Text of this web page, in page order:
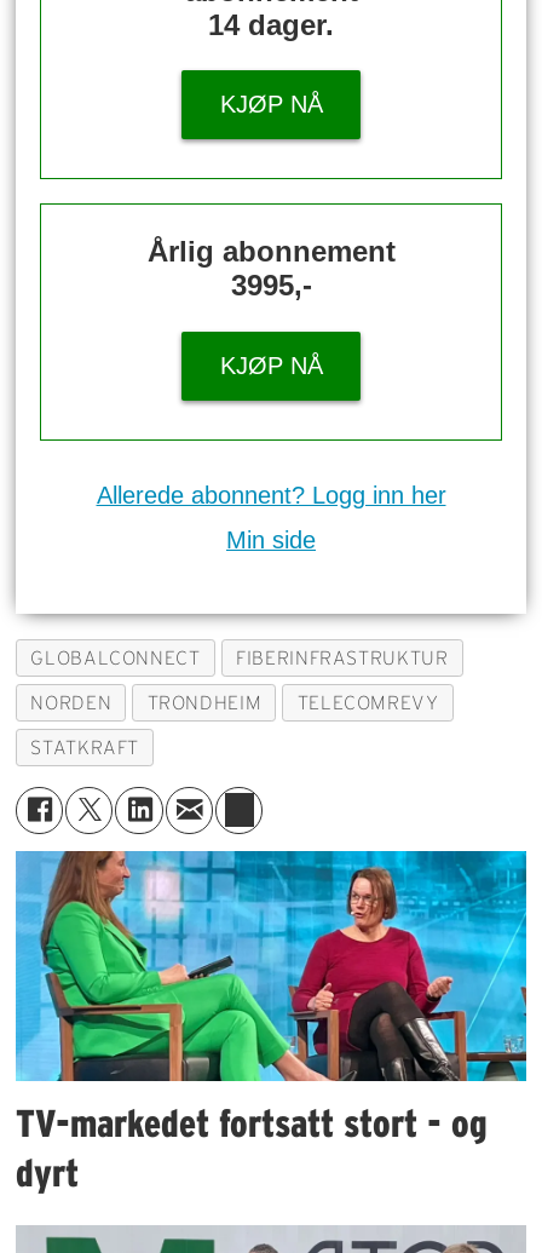
14 dager.
KJØP NÅ
Årlig abonnement
3995,-
KJØP NÅ
Allerede abonnent? Logg inn her
Min side
GLOBALCONNECT FIBERINFRASTRUKTUR
NORDEN TRONDHEIM TELECOMREVY
STATKRAFT
TV-markedet fortsatt stort - og
dyrt